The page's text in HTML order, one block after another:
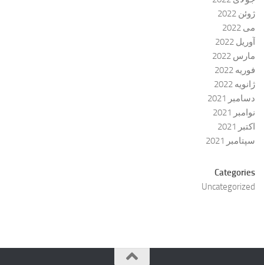
ژوئن 2022
می 2022
آوریل 2022
مارس 2022
فوریه 2022
ژانویه 2022
دسامبر 2021
نوامبر 2021
اکتبر 2021
سپتامبر 2021
Categories
Uncategorized